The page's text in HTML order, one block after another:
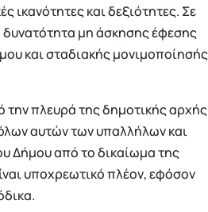
ικανότητες και δεξιότητες. Σε
δυνατότητα μη άσκησης έφεσης
και σταδιακής μονιμοποίησής
την πλευρά της δημοτικής αρχής
αυτών των υπαλλήλων και
Δήμου από το δικαίωμα της
υποχρεωτικό πλέον, εφόσον